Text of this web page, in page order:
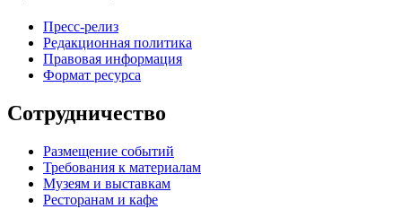
Пресс-релиз
Редакционная политика
Правовая информация
Формат ресурса
Сотрудничество
Размещение событий
Требования к материалам
Музеям и выставкам
Ресторанам и кафе